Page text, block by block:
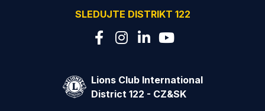
SLEDUJTE DISTRIKT 122
Lions Club International
District 122 - CZ&SK